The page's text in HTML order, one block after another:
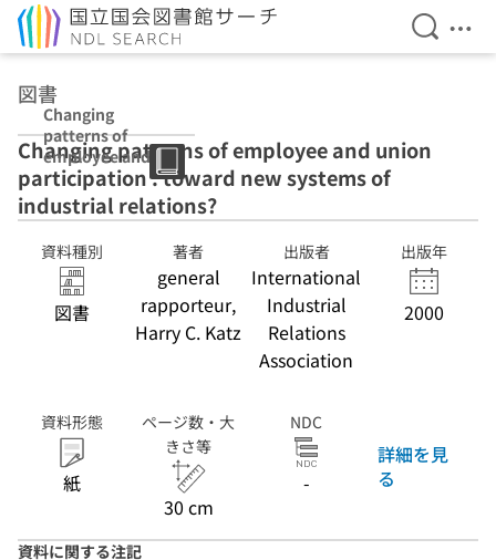
検索を
メ
図書
Changing
patterns of
employee and
union
participation :
toward new
systems of
industrial
relations?
Changing patterns of employee and union
participation : toward new systems of
industrial relations?
資料種別
図書
著者
general
rapporteur,
Harry C. Katz
出版者
International
Industrial
Relations
Association
出版年
2000
資料形態
紙
ページ数・大
きさ等
30 cm
NDC
-
詳細を見
る
資料に関する注記